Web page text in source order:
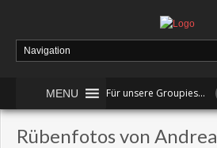
MENU Für unsere Groupies...
Rübenfotos von Andrea